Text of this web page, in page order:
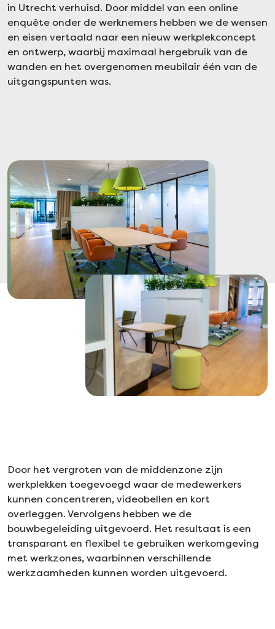
in Utrecht verhuisd. Door middel van een online
enquête onder de werknemers hebben we de wensen
en eisen vertaald naar een nieuw werkplekconcept
en ontwerp, waarbij maximaal hergebruik van de
wanden en het overgenomen meubilair één van de
uitgangspunten was.
Door het vergroten van de middenzone zijn
werkplekken toegevoegd waar de medewerkers
kunnen concentreren, videobellen en kort
overleggen. Vervolgens hebben we de
bouwbegeleiding uitgevoerd. Het resultaat is een
transparant en flexibel te gebruiken werkomgeving
met werkzones, waarbinnen verschillende
werkzaamheden kunnen worden uitgevoerd.